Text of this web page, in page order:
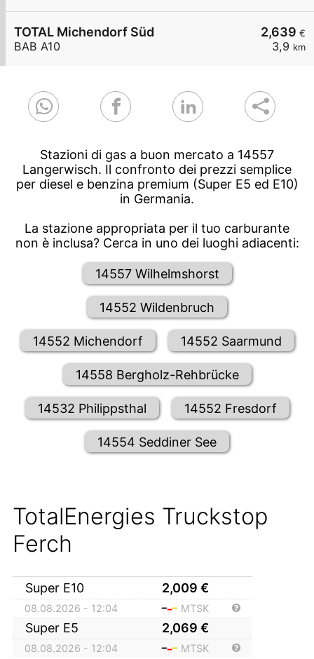
2,639 €
3,9 km
TOTAL Michendorf Süd
BAB A10
Stazioni di gas a buon mercato a 14557
Langerwisch. Il confronto dei prezzi semplice
per diesel e benzina premium (Super E5 ed E10)
in Germania.
La stazione appropriata per il tuo carburante
non è inclusa? Cerca in uno dei luoghi adiacenti:
14557 Wilhelmshorst
14552 Wildenbruch
14552 Michendorf 14552 Saarmund
14558 Bergholz-Rehbrücke
14532 Philippsthal 14552 Fresdorf
14554 Seddiner See
TotalEnergies Truckstop
Ferch
Super E10 2,009 €
08.08.2026 - 12:04 MTSK
Super E5 2,069 €
08.08.2026 - 12:04 MTSK